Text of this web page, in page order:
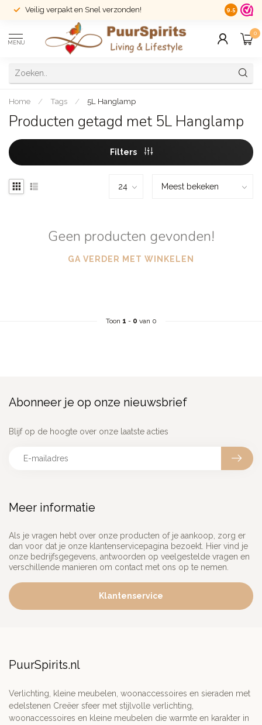
Veilig verpakt en Snel verzonden! 14 dagen
9.5
MENU
0
Home / Tags / 5L Hanglamp
Producten getagd met 5L Hanglamp
Filters
Geen producten gevonden!
GA VERDER MET WINKELEN
Toon 1 - 0 van 0
Meer informatie
Als je vragen hebt over onze producten of je aankoop, zorg er
dan voor dat je onze klantenservicepagina bezoekt. Hier vind je
onze bedrijfsgegevens, antwoorden op veelgestelde vragen en
verschillende manieren om contact met ons op te nemen.
Klantenservice
Abonneer je op onze nieuwsbrief
Blijf op de hoogte over onze laatste acties
PuurSpirits.nl
Verlichting, kleine meubelen, woonaccessoires en sieraden met
edelstenen Creëer sfeer met stijlvolle verlichting,
woonaccessoires en kleine meubelen die warmte en karakter in